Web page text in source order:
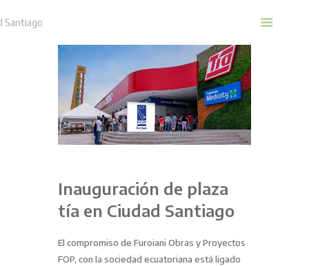
Home
Nosotros
Urbanización
Casas
Novedades
Inauguración de plaza
tía en Ciudad Santiago
El compromiso de Furoiani Obras y Proyectos
FOP, con la sociedad ecuatoriana está ligado